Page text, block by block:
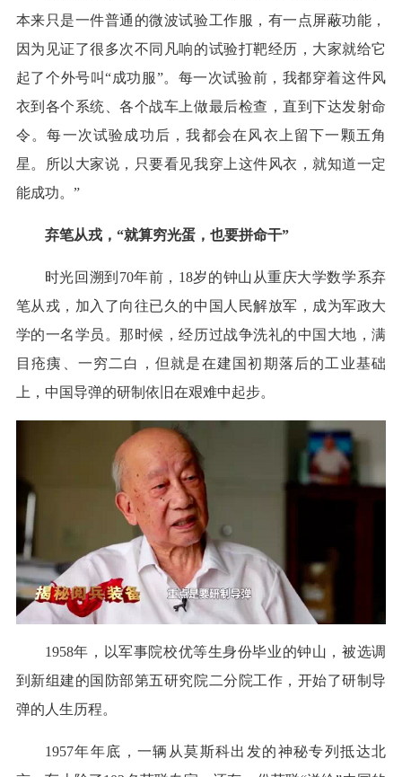
本来只是一件普通的微波试验工作服，有一点屏蔽功能，
因为见证了很多次不同凡响的试验打靶经历，大家就给它
起了个外号叫“成功服”。每一次试验前，我都穿着这件风
衣到各个系统、各个战车上做最后检查，直到下达发射命
令。每一次试验成功后，我都会在风衣上留下一颗五角
星。所以大家说，只要看见我穿上这件风衣，就知道一定
能成功。”
弃笔从戎，“就算穷光蛋，也要拼命干”
时光回溯到70年前，18岁的钟山从重庆大学数学系弃
笔从戎，加入了向往已久的中国人民解放军，成为军政大
学的一名学员。那时候，经历过战争洗礼的中国大地，满
目疮痍、一穷二白，但就是在建国初期落后的工业基础
上，中国导弹的研制依旧在艰难中起步。
1958年，以军事院校优等生身份毕业的钟山，被选调
到新组建的国防部第五研究院二分院工作，开始了研制导
弹的人生历程。
1957年年底，一辆从莫斯科出发的神秘专列抵达北